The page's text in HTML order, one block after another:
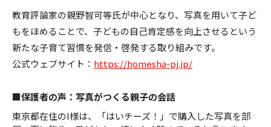
教育評論家の親野智可等氏が中心となり、写真を用いて子ど
もをほめることで、子どもの自己肯定感を向上させるという
新たな子育て習慣を発信・啓発する取り組みです。
公式ウェブサイト： https://homesha-pj.jp/
■保護者の声：写真がつくる親子の会話
東京都在住のI様は、「はいチーズ！」で購入した写真を部